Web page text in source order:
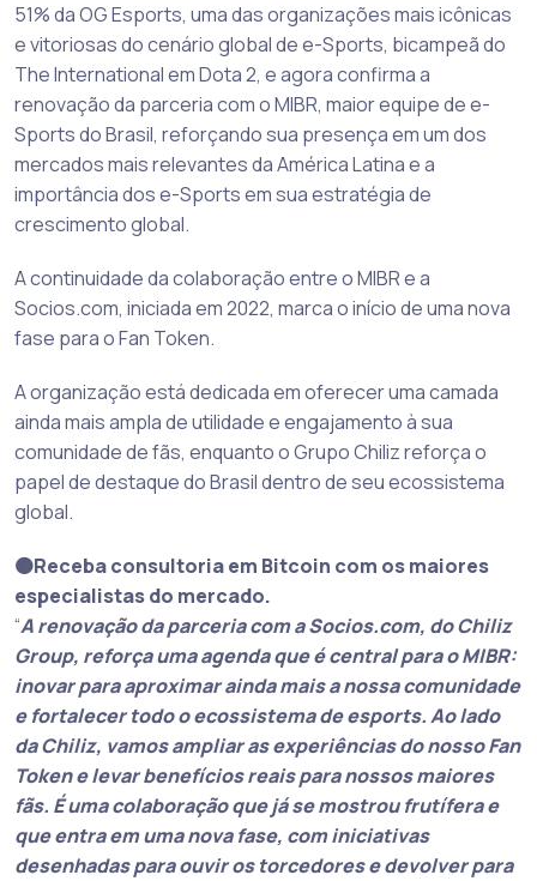
51% da OG Esports, uma das organizações mais icônicas
e vitoriosas do cenário global de e-Sports, bicampeã do
The International em Dota 2, e agora confirma a
renovação da parceria com o MIBR, maior equipe de e-
Sports do Brasil, reforçando sua presença em um dos
mercados mais relevantes da América Latina e a
importância dos e-Sports em sua estratégia de
crescimento global.
A continuidade da colaboração entre o MIBR e a
Socios.com, iniciada em 2022, marca o início de uma nova
fase para o Fan Token.
A organização está dedicada em oferecer uma camada
ainda mais ampla de utilidade e engajamento à sua
comunidade de fãs, enquanto o Grupo Chiliz reforça o
papel de destaque do Brasil dentro de seu ecossistema
global.
🟠Receba consultoria em Bitcoin com os maiores
especialistas do mercado.
“A renovação da parceria com a Socios.com, do Chiliz
Group, reforça uma agenda que é central para o MIBR:
inovar para aproximar ainda mais a nossa comunidade
e fortalecer todo o ecossistema de esports. Ao lado
da Chiliz, vamos ampliar as experiências do nosso Fan
Token e levar benefícios reais para nossos maiores
fãs. É uma colaboração que já se mostrou frutífera e
que entra em uma nova fase, com iniciativas
desenhadas para ouvir os torcedores e devolver para